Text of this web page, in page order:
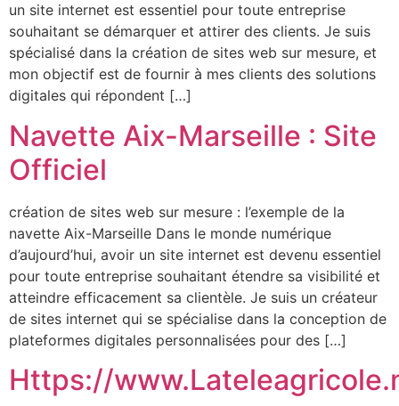
un site internet est essentiel pour toute entreprise
souhaitant se démarquer et attirer des clients. Je suis
spécialisé dans la création de sites web sur mesure, et
mon objectif est de fournir à mes clients des solutions
digitales qui répondent […]
Navette Aix-Marseille : Site
Officiel
création de sites web sur mesure : l’exemple de la
navette Aix-Marseille Dans le monde numérique
d’aujourd’hui, avoir un site internet est devenu essentiel
pour toute entreprise souhaitant étendre sa visibilité et
atteindre efficacement sa clientèle. Je suis un créateur
de sites internet qui se spécialise dans la conception de
plateformes digitales personnalisées pour des […]
Https://